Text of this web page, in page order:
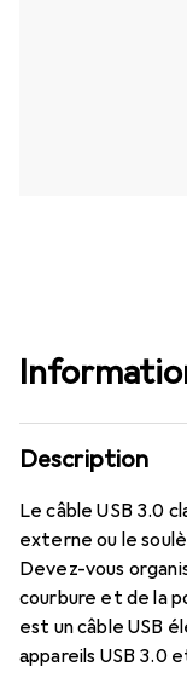
Description
Le câble USB 3.0
externe ou le
Devez-vous
courbure et de la
est un câble USB
appareils USB 3.0